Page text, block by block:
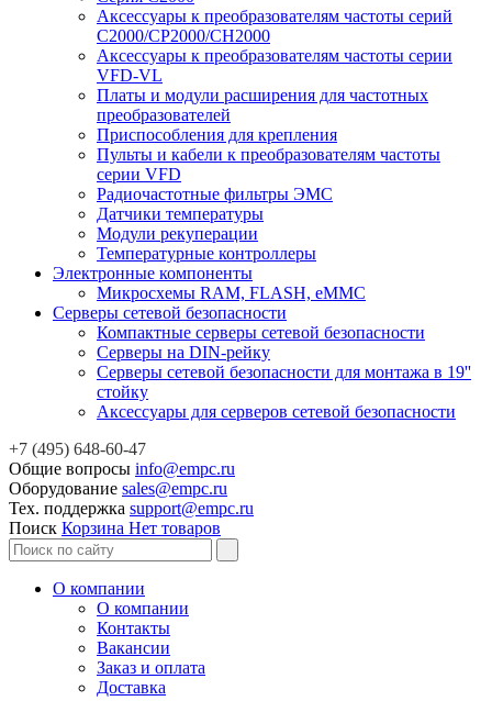
Аксессуары к преобразователям частоты серий
С2000/CP2000/CH2000
Аксессуары к преобразователям частоты серии
VFD-VL
Платы и модули расширения для частотных
преобразователей
Приспособления для крепления
Пульты и кабели к преобразователям частоты
серии VFD
Радиочастотные фильтры ЭМС
Датчики температуры
Модули рекуперации
Температурные контроллеры
Электронные компоненты
Микросхемы RAM, FLASH, eMMC
Серверы сетевой безопасности
Компактные серверы сетевой безопасности
Серверы на DIN-рейку
Серверы сетевой безопасности для монтажа в 19''
стойку
Аксессуары для серверов сетевой безопасности
+7 (495) 648-60-47
Общие вопросы info@empc.ru
Оборудование sales@empc.ru
Тех. поддержка support@empc.ru
Поиск Корзина Нет товаров
О компании
О компании
Контакты
Вакансии
Заказ и оплата
Доставка